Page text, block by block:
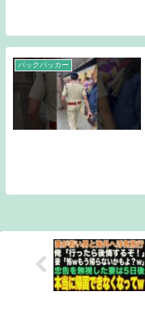
バックパッカー